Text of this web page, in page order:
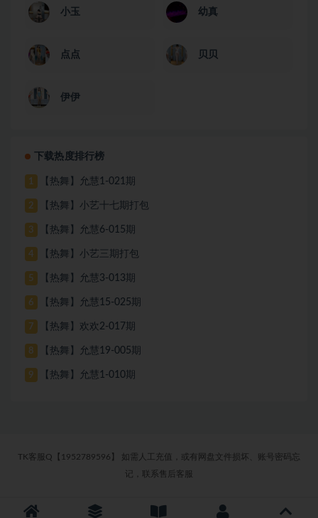
小玉 幼真
点点 贝贝
伊伊
下载热度排行榜
1 【热舞】允慧1-021期
2 【热舞】小艺十七期打包
3 【热舞】允慧6-015期
4 【热舞】小艺三期打包
5 【热舞】允慧3-013期
6 【热舞】允慧15-025期
7 【热舞】欢欢2-017期
8 【热舞】允慧19-005期
9 【热舞】允慧1-010期
TK客服Q【1952789596】 如需人工充值，或有网盘文件损坏、账号密码忘
记，联系售后客服